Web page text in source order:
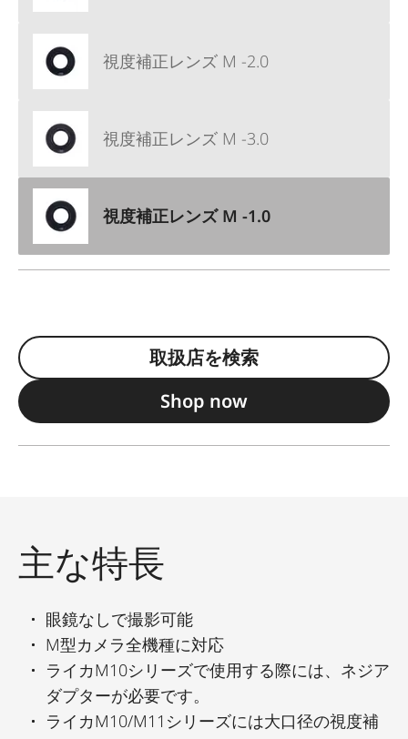
視度補正レンズ M -2.0
視度補正レンズ M -3.0
視度補正レンズ M -1.0
取扱店を検索
Shop now
主な特長
眼鏡なしで撮影可能
M型カメラ全機種に対応
ライカM10シリーズで使用する際には、ネジア
ダプターが必要です。
ライカM10/M11シリーズには大口径の視度補